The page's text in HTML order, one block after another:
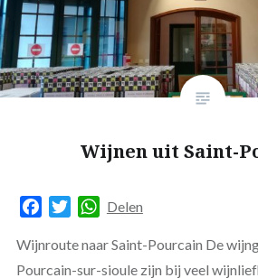
Wijnen uit Saint-
FacebookTwitterWhatsApp
Delen
Wijnroute naar Saint-Pourcain De
Pourcain-sur-sioule zijn bij veel